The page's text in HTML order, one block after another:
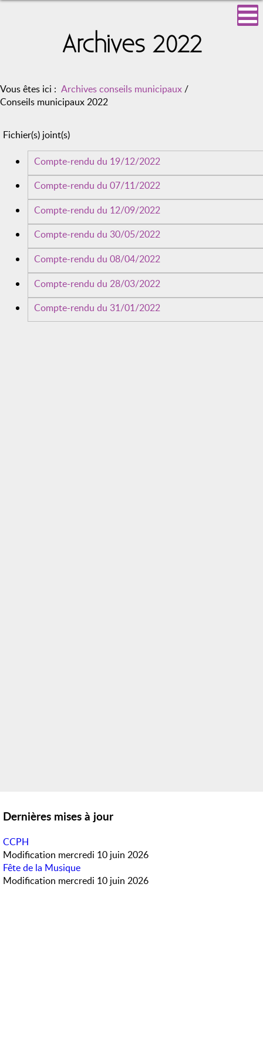
Archives 2022
Vous êtes ici : Archives conseils municipaux /
Conseils municipaux 2022
Fichier(s) joint(s)
Compte-rendu du 19/12/2022
Compte-rendu du 07/11/2022
Compte-rendu du 12/09/2022
Compte-rendu du 30/05/2022
Compte-rendu du 08/04/2022
Compte-rendu du 28/03/2022
Compte-rendu du 31/01/2022
Dernières mises à jour
CCPH
Modification mercredi 10 juin 2026
Fête de la Musique
Modification mercredi 10 juin 2026